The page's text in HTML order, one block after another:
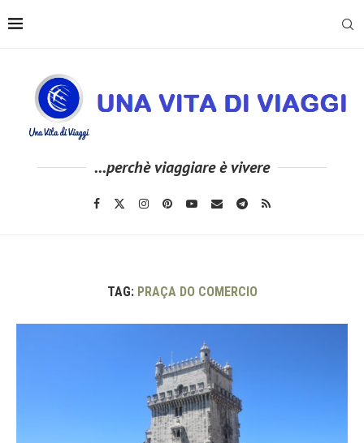
...perchè viaggiare è vivere
TAG: PRAÇA DO COMERCIO